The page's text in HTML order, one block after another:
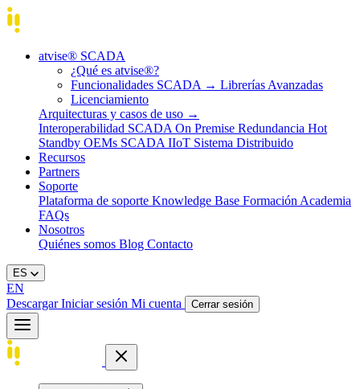
atvise® SCADA
¿Qué es atvise®?
Funcionalidades SCADA → Librerías Avanzadas
Licenciamiento
Arquitecturas y casos de uso →
Interoperabilidad SCADA On Premise Redundancia Hot
Standby OEMs SCADA IIoT Sistema Distribuido
Recursos
Partners
Soporte
Plataforma de soporte Knowledge Base Formación Academia
FAQs
Nosotros
Quiénes somos Blog Contacto
ES
EN
DescargarIniciar sesión Mi cuenta Cerrar sesión